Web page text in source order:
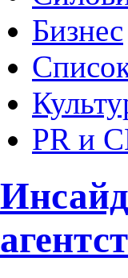
Бизнес
PR и